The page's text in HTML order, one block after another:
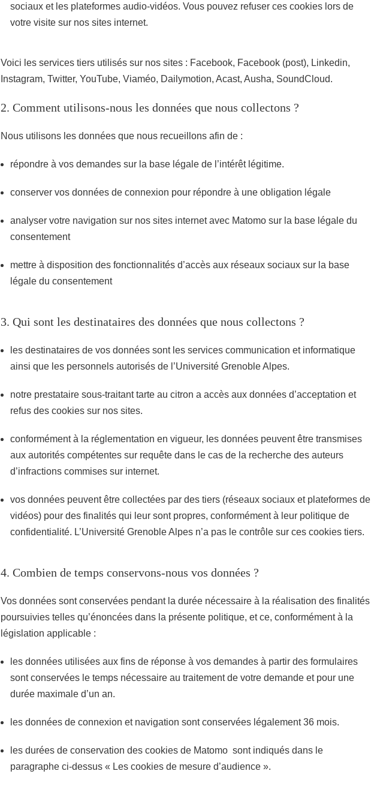
sociaux et les plateformes audio-vidéos. Vous pouvez refuser ces cookies lors de
votre visite sur nos sites internet.
Voici les services tiers utilisés sur nos sites : Facebook, Facebook (post), Linkedin,
Instagram, Twitter, YouTube, Viaméo, Dailymotion, Acast, Ausha, SoundCloud.
2. Comment utilisons-nous les données que nous collectons ?
Nous utilisons les données que nous recueillons afin de :
répondre à vos demandes sur la base légale de l’intérêt légitime.
conserver vos données de connexion pour répondre à une obligation légale
analyser votre navigation sur nos sites internet avec Matomo sur la base légale du
consentement
mettre à disposition des fonctionnalités d’accès aux réseaux sociaux sur la base
légale du consentement
3. Qui sont les destinataires des données que nous collectons ?
les destinataires de vos données sont les services communication et informatique
ainsi que les personnels autorisés de l’Université Grenoble Alpes.
notre prestataire sous-traitant tarte au citron a accès aux données d’acceptation et
refus des cookies sur nos sites.
conformément à la réglementation en vigueur, les données peuvent être transmises
aux autorités compétentes sur requête dans le cas de la recherche des auteurs
d’infractions commises sur internet.
vos données peuvent être collectées par des tiers (réseaux sociaux et plateformes de
vidéos) pour des finalités qui leur sont propres, conformément à leur politique de
confidentialité. L’Université Grenoble Alpes n’a pas le contrôle sur ces cookies tiers.
4. Combien de temps conservons-nous vos données ?
Vos données sont conservées pendant la durée nécessaire à la réalisation des finalités
poursuivies telles qu’énoncées dans la présente politique, et ce, conformément à la
législation applicable :
les données utilisées aux fins de réponse à vos demandes à partir des formulaires
sont conservées le temps nécessaire au traitement de votre demande et pour une
durée maximale d’un an.
les données de connexion et navigation sont conservées légalement 36 mois.
les durées de conservation des cookies de Matomo sont indiqués dans le
paragraphe ci-dessus « Les cookies de mesure d’audience ».